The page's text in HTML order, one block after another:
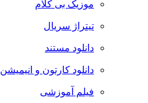
موزیک بی کلام
تیتراژ سریال
دانلود مستند
دانلود کارتون و انیمیشن
فیلم آموزشی